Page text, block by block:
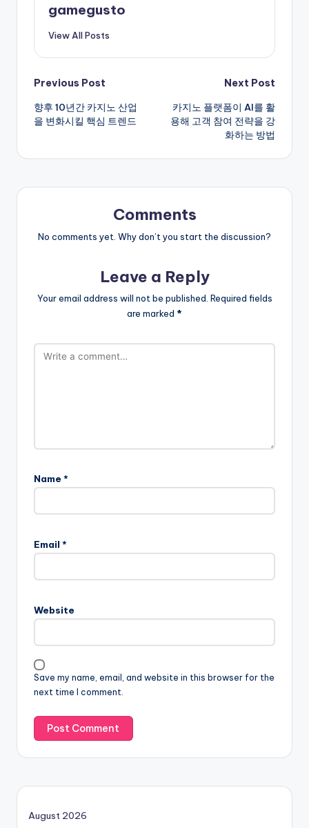
gamegusto
View All Posts
Post
navigation
Previous Post
향후 10년간 카지노 산업
을 변화시킬 핵심 트렌드
Next Post
카지노 플랫폼이 AI를 활
용해 고객 참여 전략을 강
화하는 방법
Comments
No comments yet. Why don’t you start the discussion?
Leave a Reply
Your email address will not be published. Required fields
are marked *
Name *
Email *
Website
Save my name, email, and website in this browser for the
next time I comment.
August 2026